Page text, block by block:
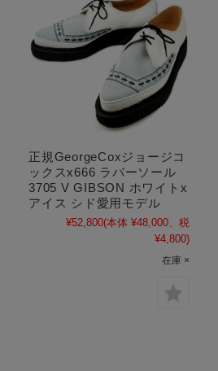
正規GeorgeCoxジョージコ
ックスx666 ラバーソール
3705 V GIBSON ホワイトx
アイス シド愛用モデル
¥52,800(本体 ¥48,000、税
¥4,800)
在庫 ×